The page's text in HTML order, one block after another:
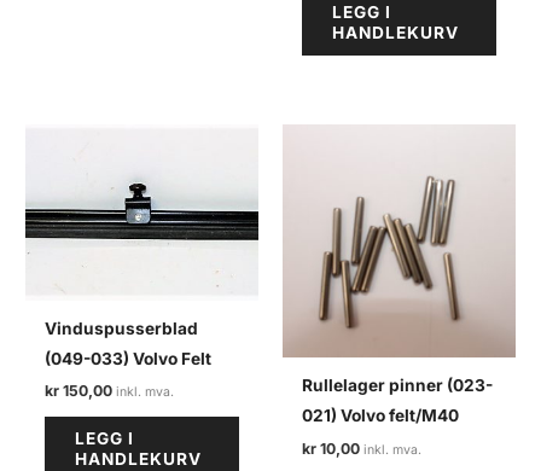
LEGG I
HANDLEKURV
Vinduspusserblad
(049-033) Volvo Felt
kr 150,00
LEGG I
HANDLEKURV
Rullelager pinner (023-
021) Volvo felt/M40
kr 10,00